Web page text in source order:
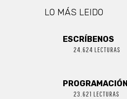
LO MÁS LEIDO
ESCRÍBENOS
24.624 LECTURAS
PROGRAMACIÓN
23.621 LECTURAS